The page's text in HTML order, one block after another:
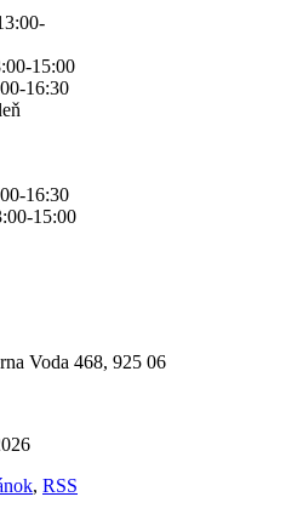
15:00
16:30
16:30
15:00
Voda 468, 925 06
, RSS